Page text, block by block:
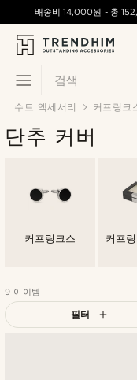
검색
배송비14,000원 - 총
수트 액세서리 커프링크
단추 커버
커프링크스
커프
9 아이템
필터